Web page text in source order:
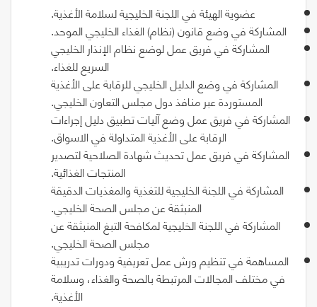
عضوية الهيئة في اللجنة الخليجية لسلامة الأغذية.
المشاركة في وضع قانون (نظام) الغذاء الخليجي الموحد.
المشاركة في فريق عمل لوضع نظام الإنذار الخليجي
السريع للغذاء.
المشاركة في وضع الدليل الخليجي للرقابة على الأغذية
المستوردة عبر منافذ دول مجلس التعاون الخليجي.
المشاركة في فريق عمل وضع آليات تطبيق دليل إجراءات
الرقابة على الأغذية المتداولة في الاسواق.
المشاركة في فريق عمل تحديث شهادة الصلاحية لتصدير
المنتجات الغذائية.
المشاركة في اللجنة الخليجية للتغذية والمغذيات الدقيقة
المنبثقة عن مجلس الصحة الخليجي.
المشاركة في اللجنة الخليجية لمكافحة التبغ المنبثقة عن
مجلس الصحة الخليجي.
المساهمة في تنظيم ورش عمل تعريفية ودورات تدريبية
في مختلف المجالات المرتبطة بالصحة والغذاء، وسلامة
الأغذية.